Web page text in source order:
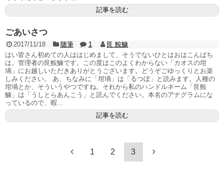
記事を読む
ごあいさつ
2017/11/18 随筆 1
艮 鮟鱇
はい皆さん初めての人ははじめまして、そうでないひとはおはこんばち
は。管理者の艮鮟鱇です。この度はこのよくわからない「カオスの坩
堝」にお越しいただきありがとうございます。どうぞごゆっくりとお楽
しみください。 あ、ちなみに「坩堝」は「るつぼ」と読みます。人種の
坩堝とか、そういうやつですね。それから私のハンドルネーム「艮鮟
鱇」は「うしとらあんこう」と読んでください。本名のアナグラムにな
っているので、暇...
記事を読む
1 2 3